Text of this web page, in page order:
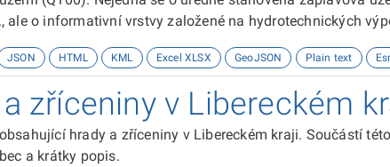
ale o informativní vrstvy založené na hydrotechnických
platformy ArcGIS Online byla data transformována do
doporučujeme použít stejnou transformační metodu.
JSON HTML KML Excel XLSX GeoJSON Plain text
zříceniny v Libereckém
hrady a zříceniny v Libereckém kraji. Součástí
a krátky popis.